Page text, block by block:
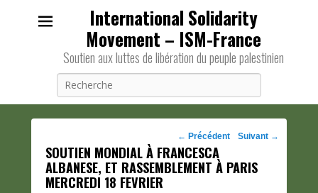
International Solidarity
Movement – ISM-France
Soutien aux luttes de libération du peuple palestinien
Navigation
des
← Précédent Suivant →
SOUTIEN MONDIAL À FRANCESCA
ALBANESE, ET RASSEMBLEMENT À PARIS
MERCREDI 18 FEVRIER